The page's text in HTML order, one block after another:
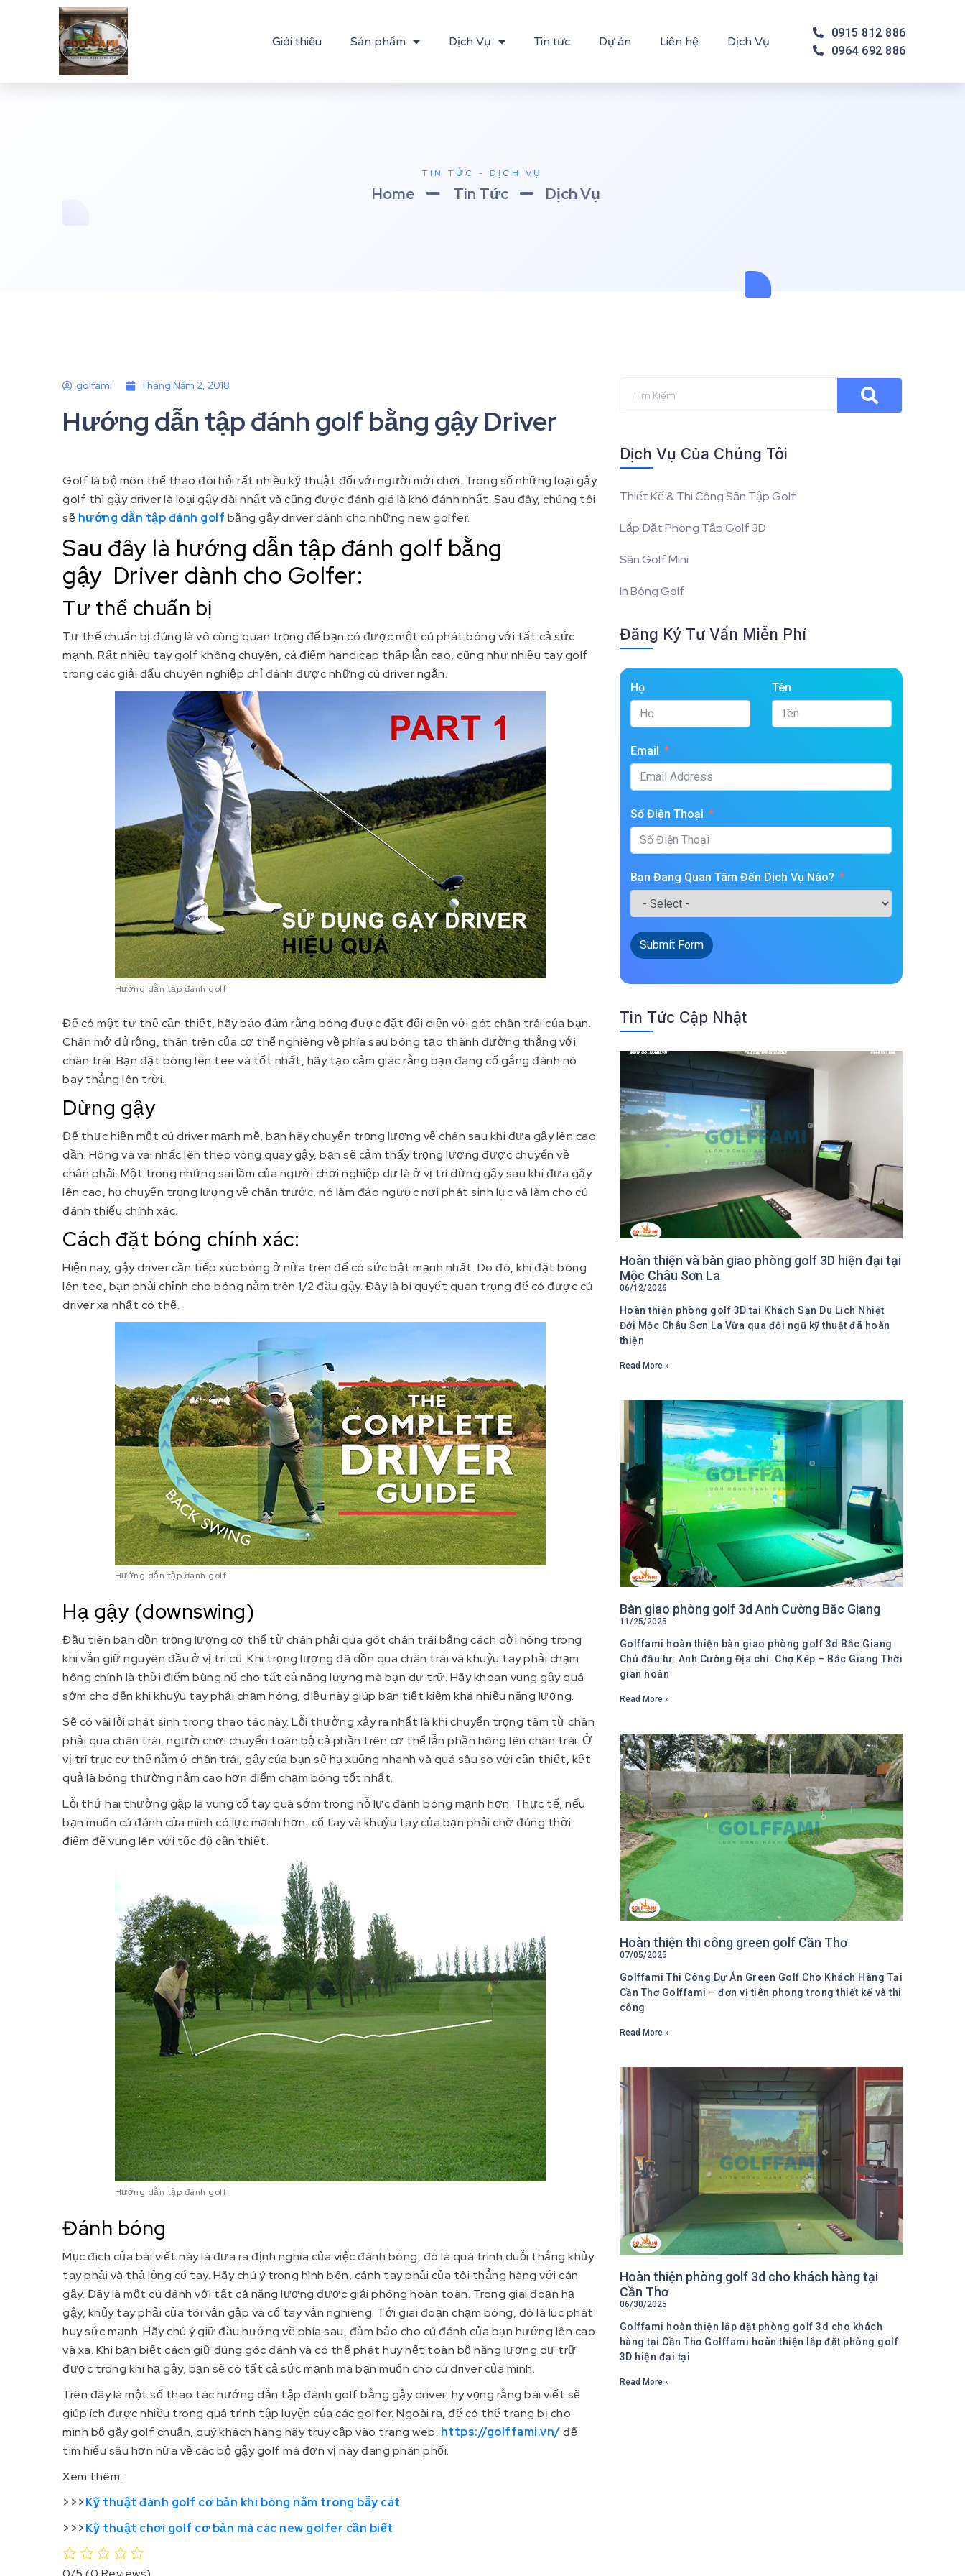
Giới thiệu Sản phẩm Dịch Vụ Tin tức Dự án Liên hệ Dịch Vụ
0915 812 886
0964 692 886
TIN TỨC - DỊCH VỤ
Home Tin Tức Dịch Vụ
golfami Tháng Năm 2, 2018
Hướng dẫn tập đánh golf bằng gậy Driver
Golf là bộ môn thể thao đòi hỏi rất nhiều kỹ thuật đối với người mới chơi. Trong số những loại gậy
golf thì gậy driver là loại gậy dài nhất và cũng được đánh giá là khó đánh nhất. Sau đây, chúng tôi
sẽ hướng dẫn tập đánh golf bằng gậy driver dành cho những new golfer.
Sau đây là hướng dẫn tập đánh golf bằng
gậy Driver dành cho Golfer:
Tư thế chuẩn bị
Tư thế chuẩn bị đúng là vô cùng quan trọng để bạn có được một cú phát bóng với tất cả sức
mạnh. Rất nhiều tay golf không chuyên, cả điểm handicap thấp lẫn cao, cũng như nhiều tay golf
trong các giải đấu chuyên nghiệp chỉ đánh được những cú driver ngắn.
Hướng dẫn tập đánh golf
Để có một tư thế cần thiết, hãy bảo đảm rằng bóng được đặt đối diện với gót chân trái của bạn.
Chân mở đủ rộng, thân trên của cơ thể nghiêng về phía sau bóng tạo thành đường thẳng với
chân trái. Bạn đặt bóng lên tee và tốt nhất, hãy tạo cảm giác rằng bạn đang cố gắng đánh nó
bay thẳng lên trời.
Dừng gậy
Để thực hiện một cú driver mạnh mẽ, bạn hãy chuyển trọng lượng về chân sau khi đưa gậy lên cao
dần. Hông và vai nhấc lên theo vòng quay gậy, bạn sẽ cảm thấy trọng lượng được chuyển về
chân phải. Một trong những sai lầm của người chơi nghiệp dư là ở vị trí dừng gậy sau khi đưa gậy
lên cao, họ chuyển trọng lượng về chân trước, nó làm đảo ngược nơi phát sinh lực và làm cho cú
đánh thiếu chính xác.
Cách đặt bóng chính xác:
Hiện nay, gậy driver cần tiếp xúc bóng ở nửa trên để có sức bật mạnh nhất. Do đó, khi đặt bóng
lên tee, bạn phải chỉnh cho bóng nằm trên 1/2 đầu gậy. Đây là bí quyết quan trọng để có được cú
driver xa nhất có thể.
Hướng dẫn tập đánh golf
Hạ gậy (downswing)
Đầu tiên bạn dồn trọng lượng cơ thể từ chân phải qua gót chân trái bằng cách dời hông trong
khi vẫn giữ nguyên đầu ở vị trí cũ. Khi trọng lượng đã dồn qua chân trái và khuỷu tay phải chạm
hông chính là thời điểm bùng nổ cho tất cả năng lượng mà bạn dự trữ. Hãy khoan vung gậy quá
sớm cho đến khi khuỷu tay phải chạm hông, điều này giúp bạn tiết kiệm khá nhiều năng lượng.
Sẽ có vài lỗi phát sinh trong thao tác này. Lỗi thường xảy ra nhất là khi chuyển trọng tâm từ chân
phải qua chân trái, người chơi chuyển toàn bộ cả phần trên cơ thể lẫn phần hông lên chân trái. Ở
vị trí trục cơ thể nằm ở chân trái, gậy của bạn sẽ hạ xuống nhanh và quá sâu so với cần thiết, kết
quả là bóng thường nằm cao hơn điểm chạm bóng tốt nhất.
Lỗi thứ hai thường gặp là vung cổ tay quá sớm trong nỗ lực đánh bóng mạnh hơn. Thực tế, nếu
bạn muốn cú đánh của mình có lực mạnh hơn, cổ tay và khuỷu tay của bạn phải chờ đúng thời
điểm để vung lên với tốc độ cần thiết.
Hướng dẫn tập đánh golf
Đánh bóng
Mục đích của bài viết này là đưa ra định nghĩa của việc đánh bóng, đó là quá trình duỗi thẳng khủy
tay phải và thả lỏng cổ tay. Hãy chú ý trong hình bên, cánh tay phải của tôi thẳng hàng với cán
gậy. Đây là một cú đánh với tất cả năng lượng được giải phóng hoàn toàn. Trong giai đoạn hạ
gậy, khủy tay phải của tôi vẫn gập và cổ tay vẫn nghiêng. Tới giai đoạn chạm bóng, đó là lúc phát
huy sức mạnh. Hãy chú ý giữ đầu hướng về phía sau, đảm bảo cho cú đánh của bạn hướng lên cao
và xa. Khi bạn biết cách giữ đúng góc đánh và có thể phát huy hết toàn bộ năng lượng dự trữ
được trong khi hạ gậy, bạn sẽ có tất cả sức mạnh mà bạn muốn cho cú driver của mình.
Trên đây là một số thao tác hướng dẫn tập đánh golf bằng gậy driver, hy vọng rằng bài viết sẽ
giúp ích được nhiều trong quá trình tập luyện của các golfer. Ngoài ra, để có thể trang bị cho
mình bộ gậy golf chuẩn, quý khách hàng hãy truy cập vào trang web: https://golffami.vn/để
tìm hiểu sâu hơn nữa về các bộ gậy golf mà đơn vị này đang phân phối.
Xem thêm:
>>>Kỹ thuật đánh golf cơ bản khi bóng nằm trong bẫy cát
>>>Kỹ thuật chơi golf cơ bản mà các new golfer cần biết
Dịch Vụ Của Chúng Tôi
Thiết Kế & Thi Công Sân Tập Golf
Lắp Đặt Phòng Tập Golf 3D
Sân Golf Mini
In Bóng Golf
Đăng Ký Tư Vấn Miễn Phí
Họ Tên
Email
Số Điện Thoại
Bạn Đang Quan Tâm Đến Dịch Vụ Nào?
Submit Form
Tin Tức Cập Nhật
Hoàn thiện và bàn giao phòng golf 3D hiện đại tại
Mộc Châu Sơn La
06/12/2026
Hoàn thiện phòng golf 3D tại Khách Sạn Du Lịch Nhiệt
Đới Mộc Châu Sơn La Vừa qua đội ngũ kỹ thuật đã hoàn
thiện
Read More »
Bàn giao phòng golf 3d Anh Cường Bắc Giang
11/25/2025
Golffami hoàn thiện bàn giao phòng golf 3d Bắc Giang
Chủ đầu tư: Anh Cường Địa chỉ: Chợ Kép – Bắc Giang Thời
gian hoàn
Read More »
Hoàn thiện thi công green golf Cần Thơ
07/05/2025
Golffami Thi Công Dự Án Green Golf Cho Khách Hàng Tại
Cần Thơ Golffami – đơn vị tiên phong trong thiết kế và thi
công
Read More »
Hoàn thiện phòng golf 3d cho khách hàng tại
Cần Thơ
06/30/2025
Golffami hoàn thiện lắp đặt phòng golf 3d cho khách
hàng tại Cần Thơ Golffami hoàn thiện lắp đặt phòng golf
3D hiện đại tại
Read More »